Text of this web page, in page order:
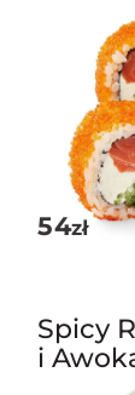
54zł
Spicy
i